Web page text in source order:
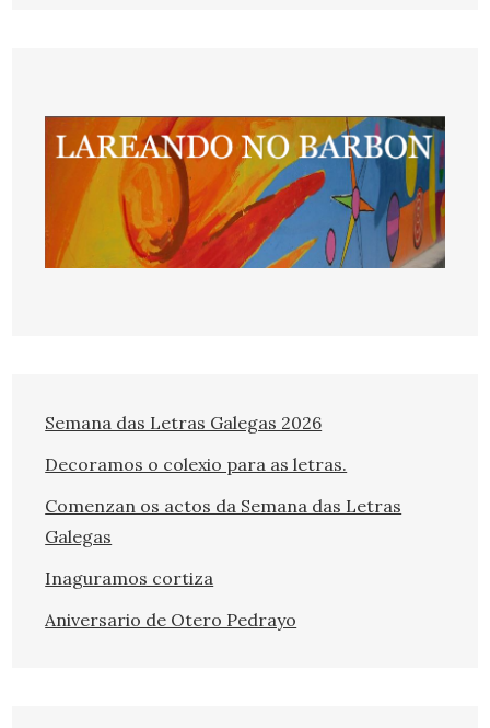
Semana das Letras Galegas 2026
Decoramos o colexio para as letras.
Comenzan os actos da Semana das Letras
Galegas
Inaguramos cortiza
Aniversario de Otero Pedrayo